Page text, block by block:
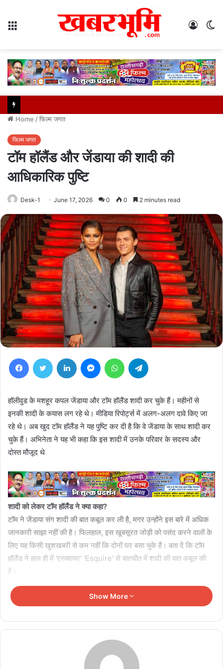
Log
Home /फिल्म जगत
फिल्म जगत
टॉम हॉलैंड और जेंडाया की शादी की
आधिकारिक पुष्टि
Desk-1 June 17, 2026 0 0 2 minutes read
FacebookTwitter LinkedIn MessengerWhatsApp
हॉलीवुड के मशहूर कपल जेंडाया और टॉम हॉलैंड शादी कर चुके हैं। महीनों से
इनकी शादी के कयास लग रहे थे। मीडिया रिपोर्ट्स में अलग-अलग दावे किए जा
रहे थे। अब खुद टॉम हॉलैंड ने यह पुष्टि कर दी है कि वे जेंडाया के साथ शादी कर
चुके हैं। अभिनेता ने यह भी कहा कि इस शादी में उनके परिवार के सदस्य और
दोस्त मौजूद थे
शादी को लेकर टॉम हॉलैंड ने क्या कहा?
टॉम ने जेंडाया संग शादी की बात कबूल कर ली है, मगर उन्होंने इस बारे में अधिक
जानकारी साझा नहीं की है। फिलहाल, इस खूबसूरत जोड़ी को पसंद करने वालों के
लिए यह किसी खुशखबरी से कम नहीं कि दोनों घर बसा चुके हैं। बता दें कि टॉम
हॉलैंड ने हाल ही में 'एस्क्वायर' 'Esquire' से बातचीत में शादी की बात कबूल की
है।
शादी की फेक तस्वीर पर क्या बोले टॉम हॉलैंड?
से यह पुष्टि हो गई की दोनों ने पहले ही शादी कर ली है। मार्च 2026 में वायरल हुईं
बातचीत में टॉम हॉलैंड ने बताया कि ये तस्वीर देख उनकी दादी भी धोखा खा गईं और
उन्हें लगा कि ये असली तस्वीरें हैं। दादी ने नाराजगी भी जताई कि उन्हें शादी में क्यों
Show More